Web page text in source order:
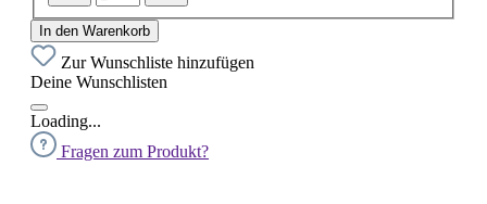
In den Warenkorb
Zur Wunschliste hinzufügen
Deine Wunschlisten
Loading...
Fragen zum Produkt?